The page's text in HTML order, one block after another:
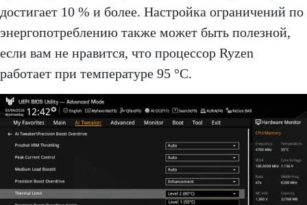
достигает 10 % и более. Настройка ограничений по
энергопотреблению также может быть полезной,
если вам не нравится, что процессор Ryzen
работает при температуре 95 °C.